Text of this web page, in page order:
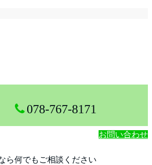
078-767-8171
ら何でもご相談ください
お問い合わせ